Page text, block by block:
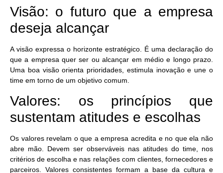
Visão: o futuro que a empresa
deseja alcançar
A visão expressa o horizonte estratégico. É uma declaração do
que a empresa quer ser ou alcançar em médio e longo prazo.
Uma boa visãoorienta prioridades, estimula inovaçãoe une o
time em torno de um objetivo comum.
Valores: os princípios que
sustentam atitudes e escolhas
Os valores revelam o que a empresa acredita e no que ela não
abre mão. Devem ser observáveis nas atitudes do time, nos
critérios de escolha e nas relações com clientes, fornecedores e
parceiros.
Valores consistentes formam a base da cultura e